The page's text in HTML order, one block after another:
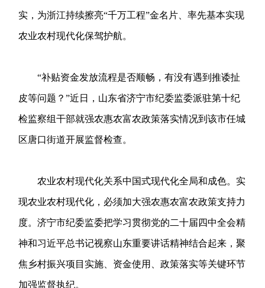
实，为浙江持续擦亮“千万工程”金名片、率先基本实现
农业农村现代化保驾护航。
“补贴资金发放流程是否顺畅，有没有遇到推诿扯
皮等问题？”近日，山东省济宁市纪委监委派驻第十纪
检监察组干部就强农惠农富农政策落实情况到该市任城
区唐口街道开展监督检查。
农业农村现代化关系中国式现代化全局和成色。实
现农业农村现代化，必须加大强农惠农富农政策支持力
度。济宁市纪委监委把学习贯彻党的二十届四中全会精
神和习近平总书记视察山东重要讲话精神结合起来，聚
焦乡村振兴项目实施、资金使用、政策落实等关键环节
加强监督执纪。